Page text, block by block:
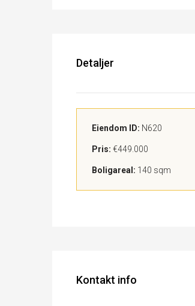
Detaljer
Eiendom ID: N620
Pris: €449.000
Boligareal: 140 sqm
Kontakt info